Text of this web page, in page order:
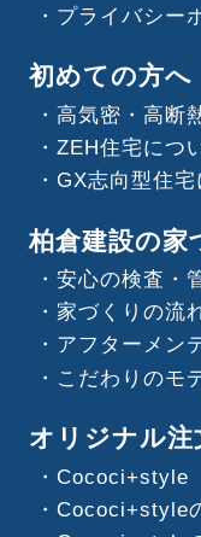
プライバシー
初めての方へ
高気密・高断
ZEH住宅につ
GX志向型住宅
柏倉建設の家
安心の検査・
家づくりの流
アフターメン
こだわりのモ
オリジナル注
Cococi+style
Cococi+style